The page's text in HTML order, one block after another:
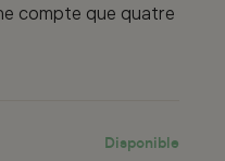
compte que quatre
Disponible